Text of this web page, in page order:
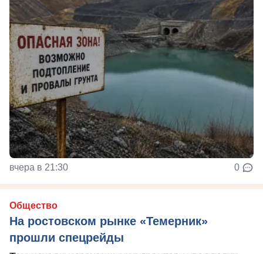
вчера в 21:30 0
Общество
На ростовском рынке «Темерник»
прошли спецрейды